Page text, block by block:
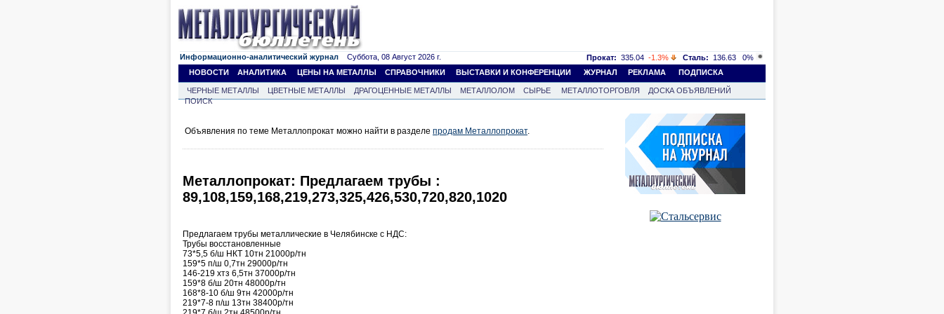
Информационно-аналитический журнал Суббота, 08 Август 2026 г. Прокат: 335.04 -1.3% Сталь: 136.63
0%
НОВОСТИ
АНАЛИТИКА ЦЕНЫ НА МЕТАЛЛЫ СПРАВОЧНИКИ ВЫСТАВКИ И КОНФЕРЕНЦИИ ЖУРНАЛ РЕКЛАМА ПОДПИСКА
ЧЕРНЫЕ МЕТАЛЛЫ ЦВЕТНЫЕ МЕТАЛЛЫ ДРАГОЦЕННЫЕ МЕТАЛЛЫ МЕТАЛЛОЛОМ СЫРЬЕ МЕТАЛЛОТОРГОВЛЯ
ДОСКА ОБЪЯВЛЕНИЙ
ПОИСК
Объявления по теме Металлопрокат можно найти в разделе продам Металлопрокат.
Металлопрокат: Предлагаем трубы :
89,108,159,168,219,273,325,426,530,720,820,1020
Предлагаем трубы металлические в Челябинске с НДС:
Трубы восстановленные
73*5,5 б/ш НКТ 10тн 21000р/тн
159*5 п/ш 0,7тн 29000р/тн
146-219 хтз 6,5тн 37000р/тн
159*8 б/ш 20тн 48000р/тн
168*8-10 б/ш 9тн 42000р/тн
219*7-8 п/ш 13тн 38400р/тн